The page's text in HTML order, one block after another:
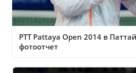
PTT Pattaya Open 2014 в
фотоотчет